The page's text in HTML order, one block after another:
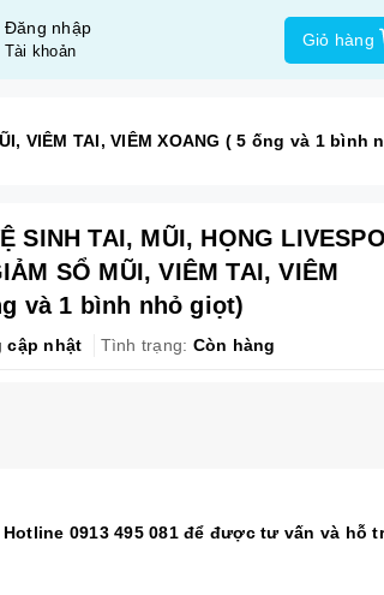
Đăng nhập
Tài khoản
Giỏ hàng
VIÊM TAI, VIÊM XOANG ( 5 ống và 1 bình
SINH TAI, MŨI, HỌNG LIVESPO
SỔ MŨI, VIÊM TAI, VIÊM
và 1 bình nhỏ giọt)
cập nhật Tình trạng: Còn hàng
0913 495 081 để được tư vấn và hỗ